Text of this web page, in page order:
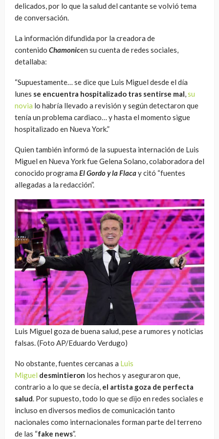
delicados, por lo que la salud del cantante se volvió tema
de conversación.
La información difundida por la creadora de
contenido Chamonicen su cuenta de redes sociales,
detallaba:
“Supuestamente… se dice que Luis Miguel desde el día
lunes se encuentra hospitalizado tras sentirse mal,su
novia lo habría llevado a revisión y según detectaron que
tenía un problema cardiaco… y hasta el momento sigue
hospitalizado en Nueva York.”
Quien también informó de la supuesta internación de Luis
Miguel en Nueva York fue Gelena Solano, colaboradora del
conocido programa El Gordo y la Flacay citó “fuentes
allegadas a la redacción”.
Luis Miguel goza de buena salud, pese a rumores y noticias
falsas. (Foto AP/Eduardo Verdugo)
No obstante, fuentes cercanas a Luis
Miguel desmintieron los hechos y aseguraron que,
contrario a lo que se decía, el artista goza de perfecta
salud. Por supuesto, todo lo que se dijo en redes sociales e
incluso en diversos medios de comunicación tanto
nacionales como internacionales forman parte del terreno
de las “fake news”.